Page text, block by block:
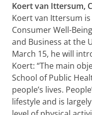
Koert van Ittersum,
Koert van Ittersum
Consumer Well-
and Business at the
March 15, he will
Koert: “The main
School of Public
people’s lives.
lifestyle and is